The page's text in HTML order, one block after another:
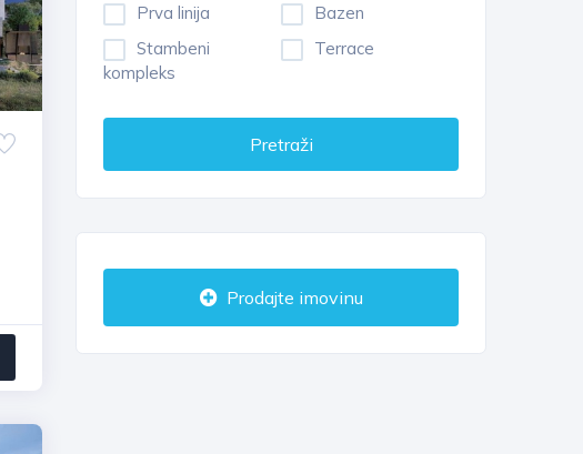
Prva linija
Bazen
Stambeni
kompleks
Terrace
Pretraži
Prodajte imovinu